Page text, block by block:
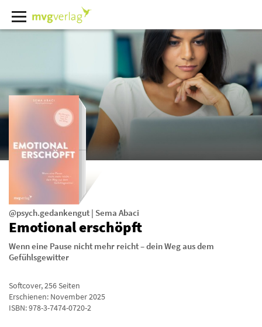
@psych.gedankengut | Sema Abaci
Emotional erschöpft
Wenn eine Pause nicht mehr reicht – dein Weg aus dem
Gefühlsgewitter
Softcover,256Seiten
Erschienen: November 2025
ISBN:978-3-7474-0720-2